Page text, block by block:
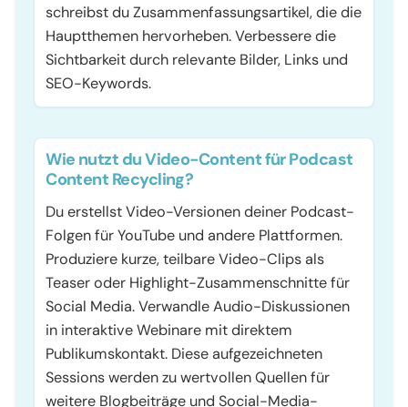
schreibst du Zusammenfassungsartikel, die die
Hauptthemen hervorheben. Verbessere die
Sichtbarkeit durch relevante Bilder, Links und
SEO-Keywords.
Wie nutzt du Video-Content für Podcast
Content Recycling?
Du erstellst Video-Versionen deiner Podcast-
Folgen für YouTube und andere Plattformen.
Produziere kurze, teilbare Video-Clips als
Teaser oder Highlight-Zusammenschnitte für
Social Media. Verwandle Audio-Diskussionen
in interaktive Webinare mit direktem
Publikumskontakt. Diese aufgezeichneten
Sessions werden zu wertvollen Quellen für
weitere Blogbeiträge und Social-Media-